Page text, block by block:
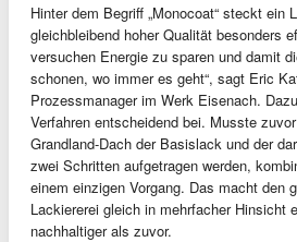
Hinter dem Begriff „Monocoat“ steckt ein
gleichbleibend hoher Qualität besonders
versuchen Energie zu sparen und damit
schonen, wo immer es geht“, sagt Eric
Prozessmanager im Werk Eisenach.
Verfahren entscheidend bei. Musste
Grandland-Dach der Basislack und der
zwei Schritten aufgetragen werden,
einem einzigen Vorgang. Das macht den
Lackiererei gleich in mehrfacher Hinsicht
nachhaltiger als zuvor.